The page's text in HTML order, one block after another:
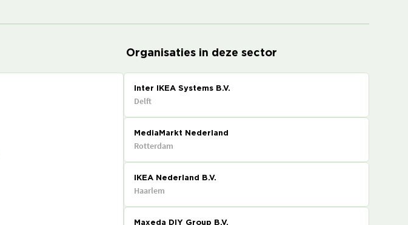
Organisaties in deze sector
Inter IKEA Systems B.V.
Delft
MediaMarkt Nederland
Rotterdam
IKEA Nederland B.V.
Haarlem
Maxeda DIY Group B.V.